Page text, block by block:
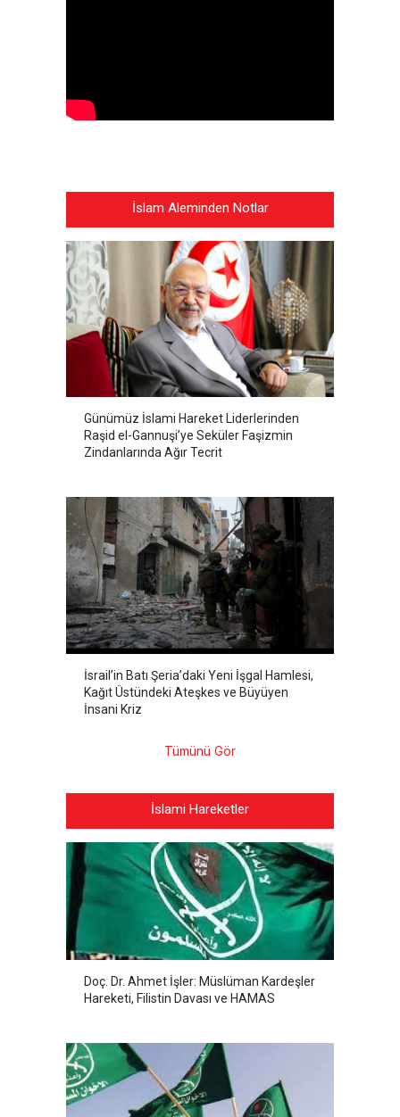
İslam Aleminden Notlar
Günümüz İslami Hareket Liderlerinden
Raşid el-Gannuşi’ye Seküler Faşizmin
Zindanlarında Ağır Tecrit
İsrail’in Batı Şeria’daki Yeni İşgal Hamlesi,
Kağıt Üstündeki Ateşkes ve Büyüyen
İnsani Kriz
Tümünü Gör
İslami Hareketler
Doç. Dr. Ahmet İşler: Müslüman Kardeşler
Hareketi, Filistin Davası ve HAMAS